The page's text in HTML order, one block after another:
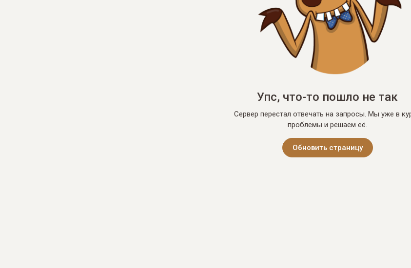
Упс, что-то пошло не так
Сервер перестал отвечать на запросы. Мы уже в
проблемы и решаем её.
Обновить страницу